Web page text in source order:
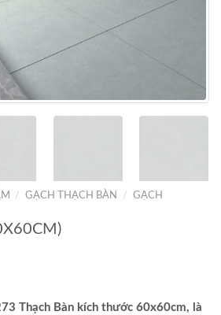
/ GẠCH THẠCH BÀN /
GẠCH
Thạch Bàn kích thước 60x60cm, là